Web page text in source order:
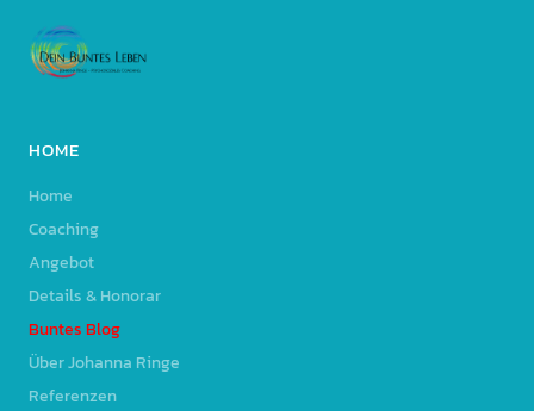
HOME
Home
Coaching
Angebot
Details & Honorar
Buntes Blog
Über Johanna Ringe
Referenzen